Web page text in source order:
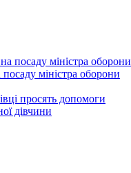
міністра оборони
просять допомоги
дівчини